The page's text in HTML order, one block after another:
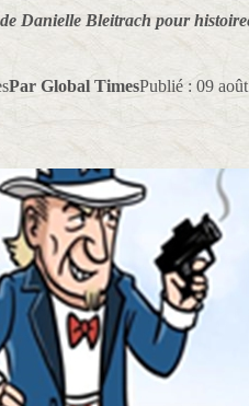
Danielle Bleitrach pour
Par Global TimesPublié : 09